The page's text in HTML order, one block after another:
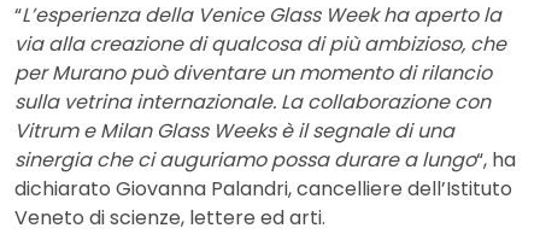
“L’esperienza della Venice Glass Week ha aperto la
via alla creazione di qualcosa di più ambizioso, che
per Murano può diventare un momento di rilancio
sulla vetrina internazionale. La collaborazione con
Vitrum e Milan Glass Weeks è il segnale di una
sinergia che ci auguriamo possa durare a lungo“, ha
dichiarato Giovanna Palandri, cancelliere dell’Istituto
Veneto di scienze, lettere ed arti.